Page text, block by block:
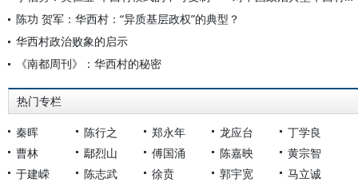
陈功 贺军：华西村：“异质基层政权”的典型？
华西村政治败象的启示
《南都周刊》：华西村的秘密
热门专栏
秦晖 陈行之 郑永年 龙应台
丁学良
曹林
鄢烈山 傅国涌 陈嘉映
黄宗智
于建嵘
陈志武 徐贲 郭宇宽
马立诚